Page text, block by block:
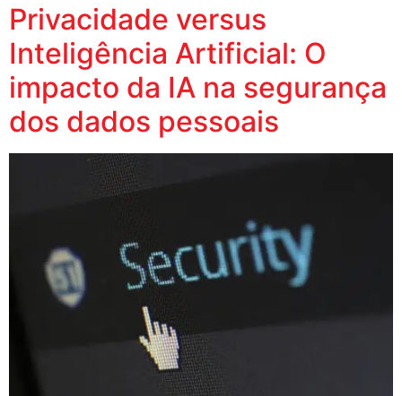
Privacidade versus
Inteligência Artificial: O
impacto da IA na segurança
dos dados pessoais